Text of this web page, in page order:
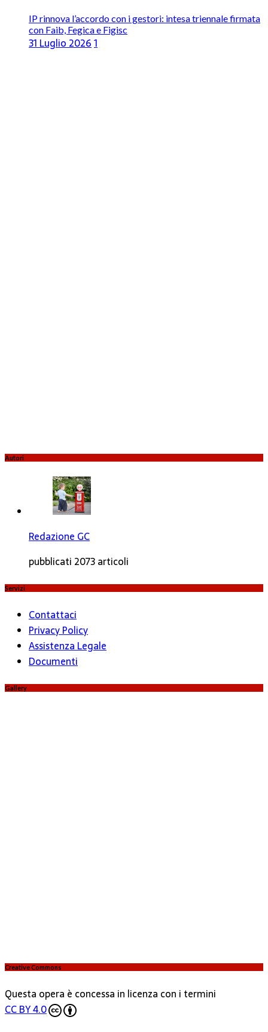
IP rinnova l’accordo con i gestori: intesa triennale firmata
con Faib, Fegica e Figisc
31 Luglio 20261
Autori
Redazione GC
pubblicati 2073 articoli
Servizi
Contattaci
Privacy Policy
Assistenza Legale
Documenti
Gallery
Creative Commons
Questa opera è concessa in licenza con i termini
CC BY 4.0